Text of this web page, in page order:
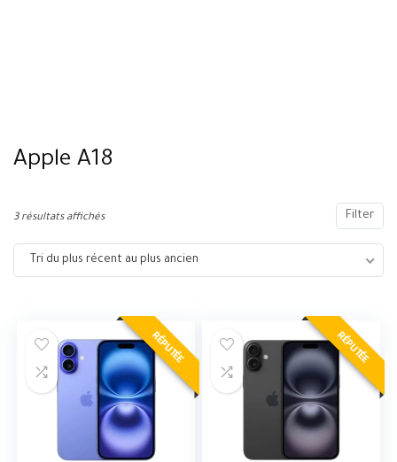
Apple A18
Filter
3 résultats affichés
Tri du plus récent au plus ancien
RÉPUTÉE RÉPUTÉE